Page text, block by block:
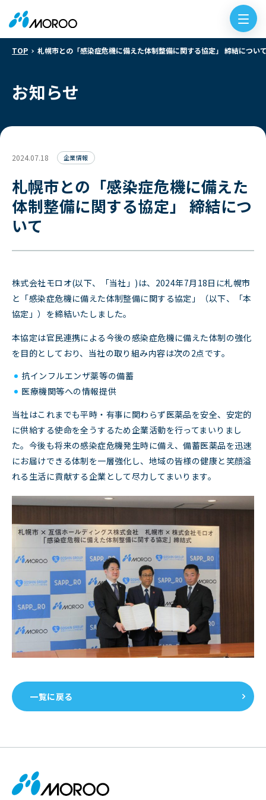
TOP 札幌市との「感染症危機に備えた体制整備に関する協定」 締結につい
お知らせ
2024.07.18 企業情報
札幌市との「感染症危機に備えた
体制整備に関する協定」 締結につ
いて
株式会社モロオ(以下、「当社」)は、2024年7月18日に札幌市
と「感染症危機に備えた体制整備に関する協定」（以下、「本
協定」）を締結いたしました。
本協定は官民連携による今後の感染症危機に備えた体制の強化
を目的としており、当社の取り組み内容は次の2点です。
抗インフルエンザ薬等の備蓄
医療機関等への情報提供
当社はこれまでも平時・有事に関わらず医薬品を安全、安定的
に供給する使命を全うするため企業活動を行ってまいりまし
た。今後も将来の感染症危機発生時に備え、備蓄医薬品を迅速
にお届けできる体制を一層強化し、地域の皆様の健康と笑顔溢
れる生活に貢献する企業として尽力してまいります。
一覧に戻る